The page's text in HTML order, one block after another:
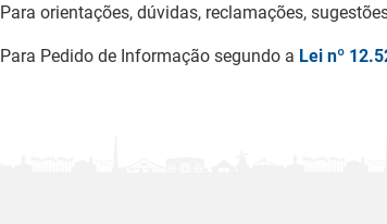
Para orientações, dúvidas, reclamações,
Para Pedido de Informação segundo a Lei nº